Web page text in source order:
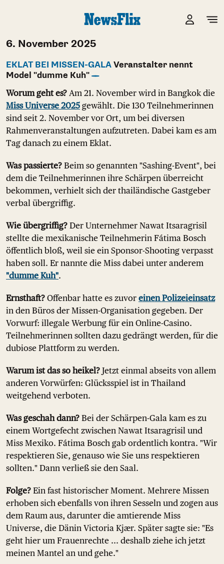
6. November 2025
EKLAT BEI MISSEN-GALA Veranstalter nennt
Model "dumme Kuh"
Worum geht es? Am 21. November wird in Bangkok die
Miss Universe 2025 gewählt. Die 130 Teilnehmerinnen
sind seit 2. November vor Ort, um bei diversen
Rahmenveranstaltungen aufzutreten. Dabei kam es am
Tag danach zu einem Eklat.
Was passierte? Beim so genannten "Sashing-Event", bei
dem die Teilnehmerinnen ihre Schärpen überreicht
bekommen, verhielt sich der thailändische Gastgeber
verbal übergriffig.
Wie übergriffig? Der Unternehmer Nawat Itsaragrisil
stellte die mexikanische Teilnehmerin Fátima Bosch
öffentlich bloß, weil sie ein Sponsor-Shooting verpasst
haben soll. Er nannte die Miss dabei unter anderem
"dumme Kuh".
Ernsthaft? Offenbar hatte es zuvor einen Polizeieinsatz
in den Büros der Missen-Organisation gegeben. Der
Vorwurf: illegale Werbung für ein Online-Casino.
Teilnehmerinnen sollten dazu gedrängt werden, für die
dubiose Plattform zu werden.
Warum ist das so heikel? Jetzt einmal abseits von allem
anderen Vorwürfen: Glücksspiel ist in Thailand
weitgehend verboten.
Was geschah dann? Bei der Schärpen-Gala kam es zu
einem Wortgefecht zwischen Nawat Itsaragrisil und
Miss Mexiko. Fátima Bosch gab ordentlich kontra. "Wir
respektieren Sie, genauso wie Sie uns respektieren
sollten." Dann verließ sie den Saal.
Folge? Ein fast historischer Moment. Mehrere Missen
erhoben sich ebenfalls von ihren Sesseln und zogen aus
dem Raum aus, darunter die amtierende Miss
Universe, die Dänin Victoria Kjær. Später sagte sie: "Es
geht hier um Frauenrechte ... deshalb ziehe ich jetzt
meinen Mantel an und gehe."